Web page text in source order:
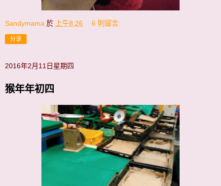
Sandymama 於 上午8:26 6 則留言:
分享
2016年2月11日星期四
猴年年初四